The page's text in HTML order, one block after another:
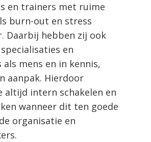
en trainers met ruime
burn-out en stress
Daarbij hebben zij ook
en
als mens en in kennis,
aanpak. Hierdoor
altijd intern schakelen en
wanneer dit ten goede
organisatie en